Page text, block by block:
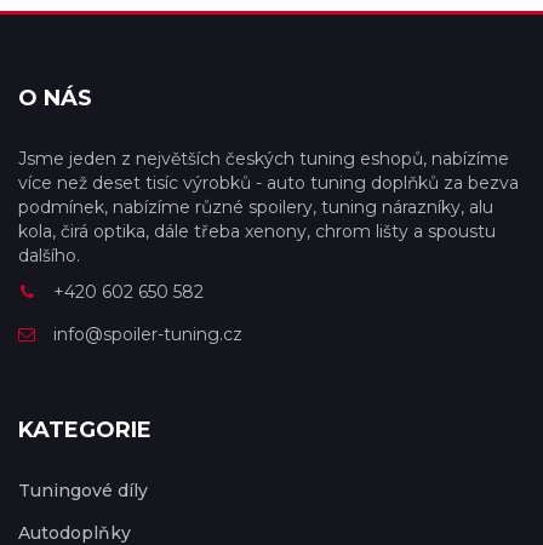
O NÁS
Jsme jeden z největších českých tuning eshopů, nabízíme
více než deset tisíc výrobků - auto tuning doplňků za bezva
podmínek, nabízíme různé spoilery, tuning nárazníky, alu
kola, čirá optika, dále třeba xenony, chrom lišty a spoustu
dalšího.
+420 602 650 582
info@spoiler-tuning.cz
KATEGORIE
Tuningové díly
Autodoplňky